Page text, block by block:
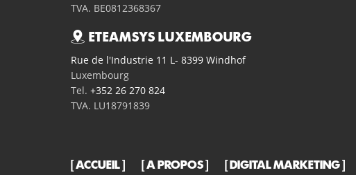
TVA. BE0812368367
ETEAMSYS LUXEMBOURG
Rue de l'Industrie 11 L- 8399 Windhof
Luxembourg
Tel. +352 26 270 824
TVA. LU18791839
ACCUEIL A PROPOS DIGITAL MARKETING